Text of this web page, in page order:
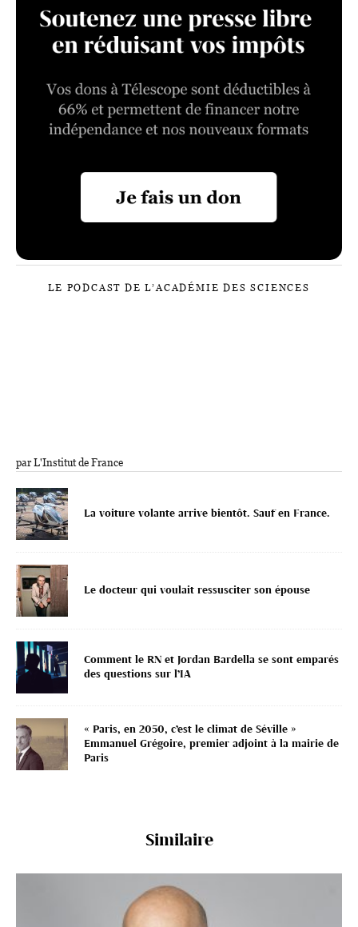
LE PODCAST DE L’ACADÉMIE DES SCIENCES
par L'Institut de France
La voiture volante arrive bientôt. Sauf en France.
Le docteur qui voulait ressusciter son épouse
Comment le RN et Jordan Bardella se sont emparés
des questions sur l’IA
« Paris, en 2050, c’est le climat de Séville »
Emmanuel Grégoire, premier adjoint à la mairie de
Paris
Similaire